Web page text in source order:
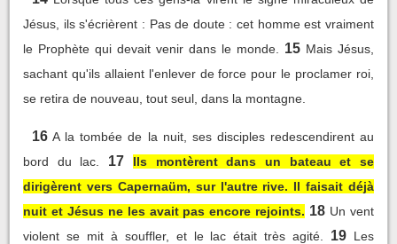
Jésus, ils s'écrièrent : Pas de doute : cet homme est vraiment
le Prophète qui devait venir dans le monde.
15 Mais Jésus,
sachant qu'ils allaient l'enlever de force pour le proclamer roi,
se retira de nouveau, tout seul, dans la montagne.
16 A la tombée de la nuit, ses disciples redescendirent au
bord du lac.
17
Ils montèrent dans un bateau et se
dirigèrent vers Capernaüm, sur l'autre rive. Il faisait déjà
nuit et Jésus ne les avait pas encore rejoints. 18 Un vent
violent se mit à souffler, et le lac était très agité.
19 Les